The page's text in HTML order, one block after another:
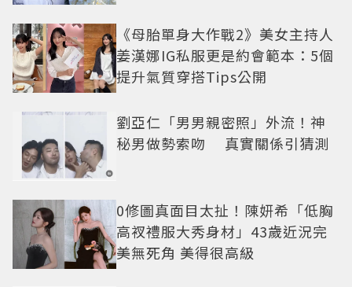
《母胎單身大作戰2》美女主持人
姜漢娜IG私服更是約會範本：5個
提升氣質穿搭Tips公開
劉亞仁「男男親密照」外流！神
秘男做勢索吻 真實關係引猜測
0修圖真面目太扯！陳妍希「低胸
高衩禮服大秀身材」43歲近況完
美無死角 美得很高級